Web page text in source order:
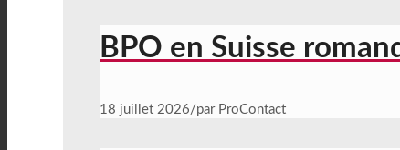
BPO en Suisse
18 juillet 2026/par ProContact